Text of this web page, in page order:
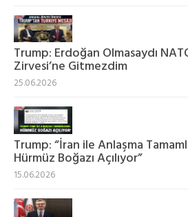
Trump: Erdoğan Olmasaydı
Zirvesi’ne Gitmezdim
25.06.2026
Trump: “İran ile Anlaşma
Hürmüz Boğazı Açılıyor”
15.06.2026